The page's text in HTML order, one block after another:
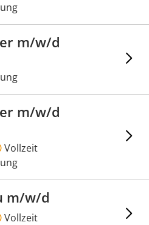
m/w/d
m/w/d
Vollzeit
m/w/d
Vollzeit